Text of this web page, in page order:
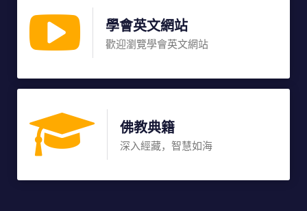
學會英文網站
歡迎瀏覽學會英文網站
佛教典籍
深入經藏，智慧如海